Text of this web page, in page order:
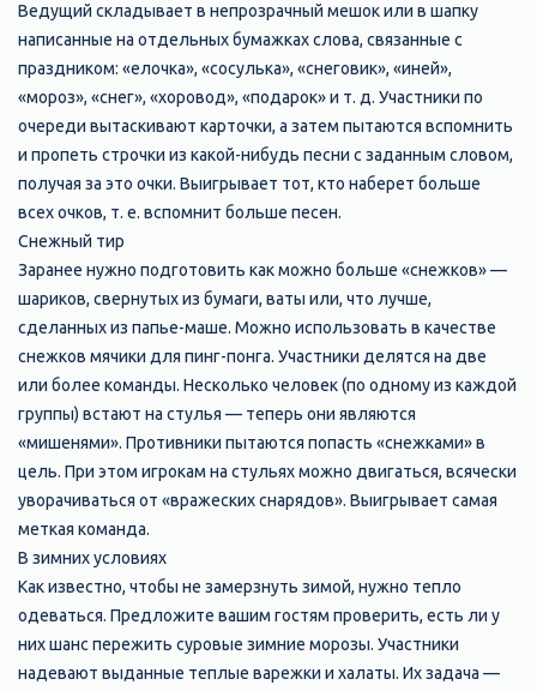
Ведущий складывает в непрозрачный мешок или в шапку
написанные на отдельных бумажках слова, связанные с
праздником: «елочка», «сосулька», «снеговик», «иней»,
«мороз», «снег», «хоровод», «подарок» и т. д. Участники по
очереди вытаскивают карточки, а затем пытаются вспомнить
и пропеть строчки из какой-нибудь песни с заданным словом,
получая за это очки. Выигрывает тот, кто наберет больше
всех очков, т. е. вспомнит больше песен.
Снежный тир
Заранее нужно подготовить как можно больше «снежков» —
шариков, свернутых из бумаги, ваты или, что лучше,
сделанных из папье-маше. Можно использовать в качестве
снежков мячики для пинг-понга. Участники делятся на две
или более команды. Несколько человек (по одному из каждой
группы) встают на стулья — теперь они являются
«мишенями». Противники пытаются попасть «снежками» в
цель. При этом игрокам на стульях можно двигаться, всячески
уворачиваться от «вражеских снарядов». Выигрывает самая
меткая команда.
В зимних условиях
Как известно, чтобы не замерзнуть зимой, нужно тепло
одеваться. Предложите вашим гостям проверить, есть ли у
них шанс пережить суровые зимние морозы. Участники
надевают выданные теплые варежки и халаты. Их задача —